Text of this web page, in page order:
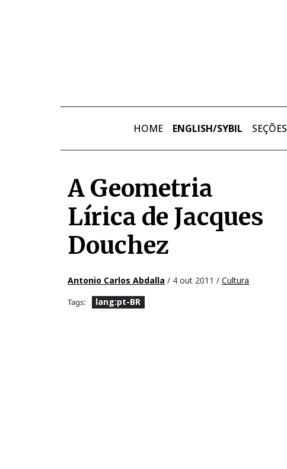
HOME ENGLISH/SYBIL SEÇÕES
A Geometria
Lírica de Jacques
Douchez
Antonio Carlos Abdalla / 4 out 2011 / Cultura
Tags: lang:pt-BR